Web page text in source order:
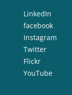
LinkedIn
facebook
Instagram
Twitter
Flickr
YouTube